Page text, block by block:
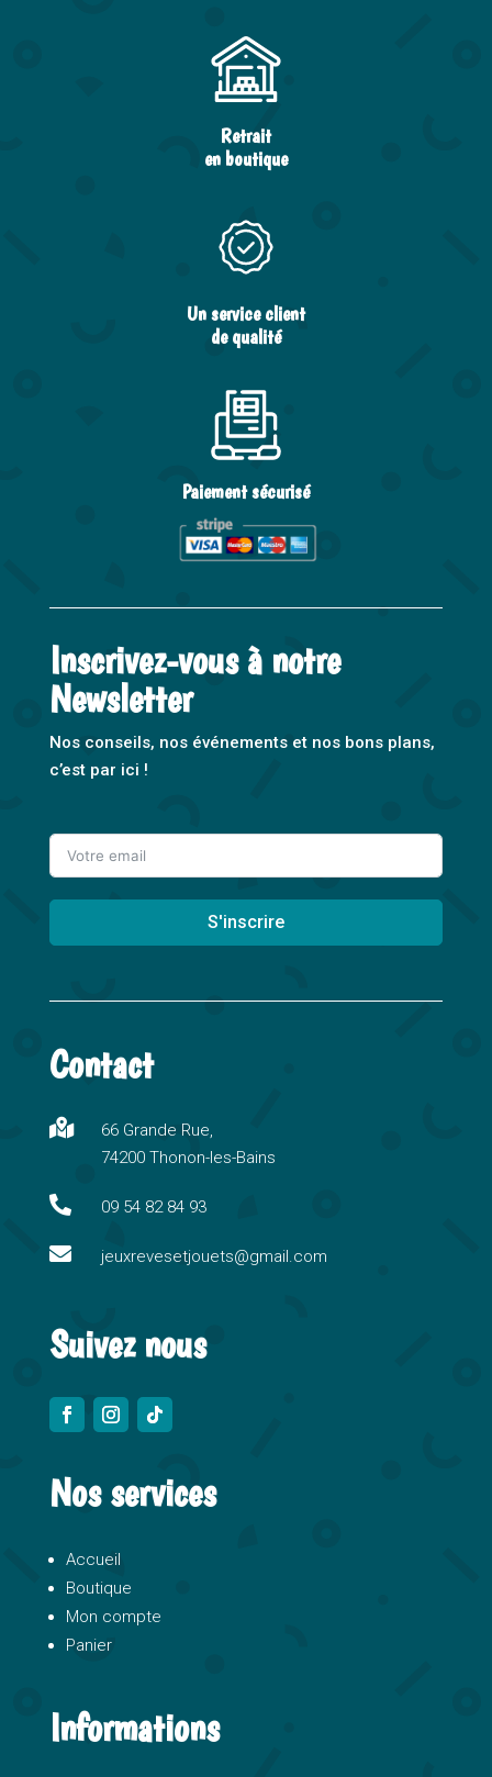
Retrait
en boutique
Un service client
de qualité
Paiement sécurisé
Inscrivez-vous à notre
Newsletter
Nos conseils, nos événements et nos bons plans,
c’est par ici !
S'inscrire
l
e
n
a
i
e
Contact

66 Grande Rue,
74200 Thonon-les-Bains
 09 54 82 84 93
 jeuxrevesetjouets@gmail.com
Suivez nous
Nos services
Accueil
Boutique
Mon compte
Panier
Informations